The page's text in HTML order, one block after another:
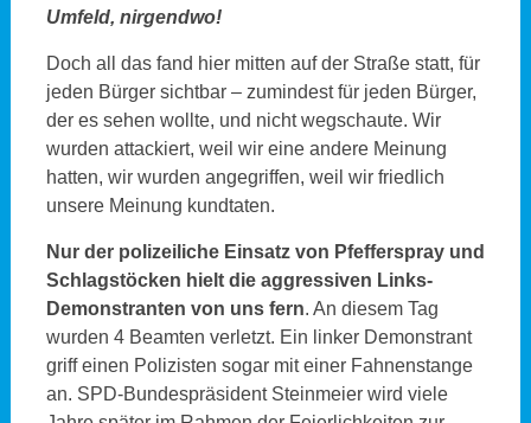
Umfeld, nirgendwo!
Doch all das fand hier mitten auf der Straße statt, für
jeden Bürger sichtbar – zumindest für jeden Bürger,
der es sehen wollte, und nicht wegschaute. Wir
wurden attackiert, weil wir eine andere Meinung
hatten, wir wurden angegriffen, weil wir friedlich
unsere Meinung kundtaten.
Nur der polizeiliche Einsatz von Pfefferspray und
Schlagstöcken hielt die aggressiven Links-
Demonstranten von uns fern. An diesem Tag
wurden 4 Beamten verletzt. Ein linker Demonstrant
griff einen Polizisten sogar mit einer Fahnenstange
an. SPD-Bundespräsident Steinmeier wird viele